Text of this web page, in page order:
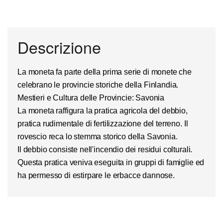
Descrizione
La moneta fa parte della prima serie di monete che
celebrano le provincie storiche della Finlandia.
Mestieri e Cultura delle Provincie: Savonia
La moneta raffigura la pratica agricola del debbio,
pratica rudimentale di fertilizzazione del terreno. Il
rovescio reca lo stemma storico della Savonia.
Il debbio consiste nell'incendio dei residui colturali.
Questa pratica veniva eseguita in gruppi di famiglie ed
ha permesso di estirpare le erbacce dannose.